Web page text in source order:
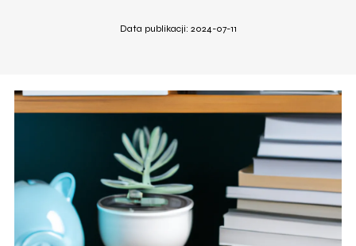
Data publikacji: 2024-07-11